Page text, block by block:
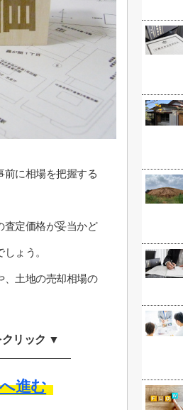
前に相場を把握する
査定価格が妥当かど
ょう。
、土地の売却相場の
リック ▼
進む